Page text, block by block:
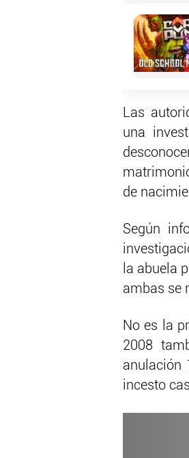
Las
una
de
Según
la abuela
ambas se
No es la
2008
anulación
incesto